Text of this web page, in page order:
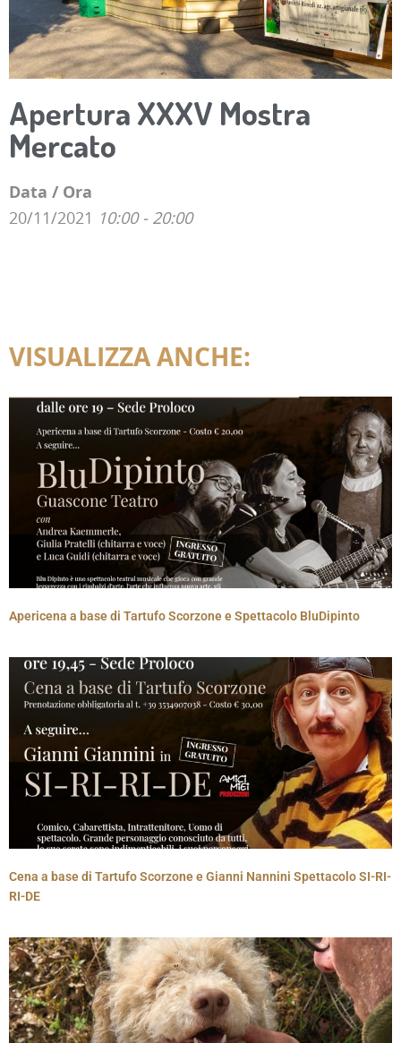
Apertura XXXV Mostra
Mercato
Data / Ora
20/11/2021 10:00 - 20:00
VISUALIZZA ANCHE:
Apericena a base di Tartufo Scorzone e Spettacolo BluDipinto
Cena a base di Tartufo Scorzone e Gianni Nannini Spettacolo SI-RI-
RI-DE